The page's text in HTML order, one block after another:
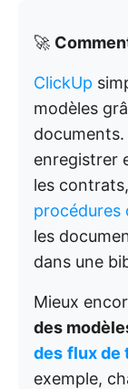
🚀
ClickUp
modèles
enregistrer
les
procédures
les
dans une
Mieux
des
des flux de
exemple,